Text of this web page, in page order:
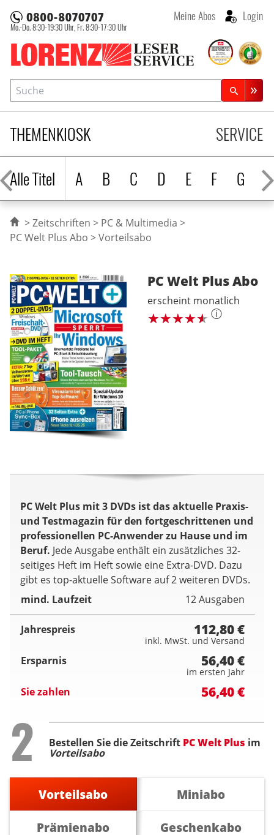
Lorenz Leserservice
Mo.-Do. 8:30-19:30 Uhr, Fr. 8:30-17:30 Uhr
Meine Abos Login
THEMENKIOSK
Alle Titel
A B C D E F G H
SERVICE
Suche
Zeitschriftensuche
Zeitschriften
PC & Multimedia
PC Welt Plus Abo
Vorteilsabo
PC Welt PlusAbo
erscheint monatlich
ⓘ
PC Welt Plus mit 3 DVDs ist das aktuelle Praxis-
und Testmagazin für den fortgeschrittenen und
professionellen PC-Anwender zu Hause und im
Beruf. Jede Ausgabe enthält ein zusätzliches 32-
seitiges Heft im Heft sowie eine Extra-DVD. Dazu
gibt es top-aktuelle Software auf 2 weiteren DVDs.
mind. Laufzeit
12 Ausgaben
Jahrespreis 112,80 €
inkl. MwSt. und Versand
Ersparnis 56,40 €
im ersten Jahr
Sie zahlen 56,40 €
Step
2 Bestellen Sie die Zeitschrift PC Welt Plus im
Vorteilsabo
Vorteilsabo
Miniabo
Prämienabo
Geschenkabo